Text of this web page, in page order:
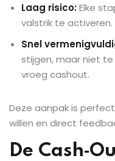
Laag risico:Elke
valstrik te activeren.
Snel
stijgen, maar niet te
vroeg cashout.
Deze aanpak is
willen en direct
De